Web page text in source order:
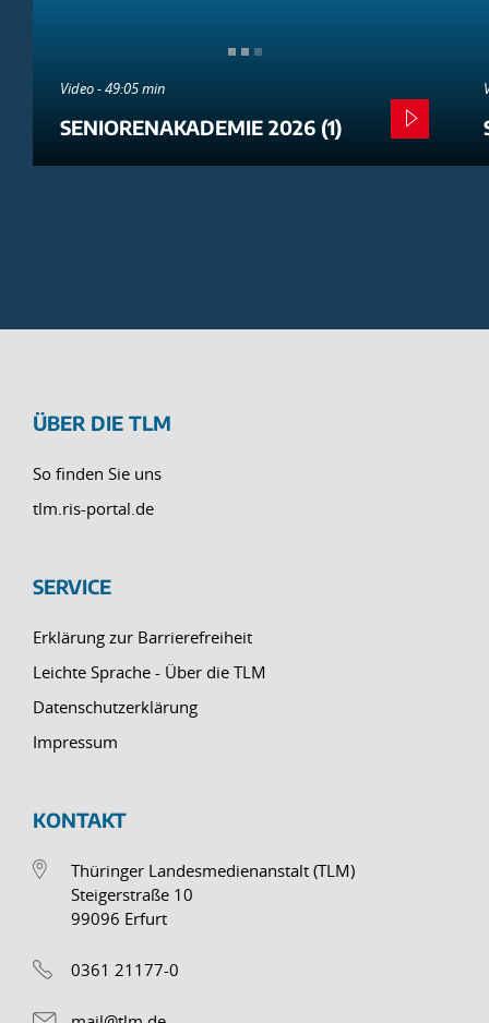
Video - 49:05 min
SENIORENAKADEMIE 2026 (1)
ÜBER DIE TLM
So finden Sie uns
tlm.ris-portal.de
SERVICE
Erklärung zur Barrierefreiheit
Leichte Sprache - Über die TLM
Datenschutzerklärung
Impressum
KONTAKT
Thüringer Landesmedienanstalt (TLM)
Steigerstraße 10
99096 Erfurt
0361 21177-0